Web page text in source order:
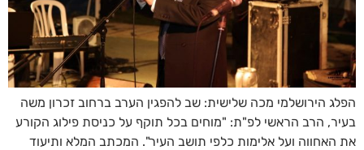
הפלג הירושלמי מכה שלישית: שב להפגין הערב ברחוב זכרון משה
בעיר, הרב הראשי לפ"ת: "מוחים בכל תוקף על כניסת פילוג הקורע
את האחווה ועל אלימות כלפי תושב העיר". המכתב המלא ותיעוד